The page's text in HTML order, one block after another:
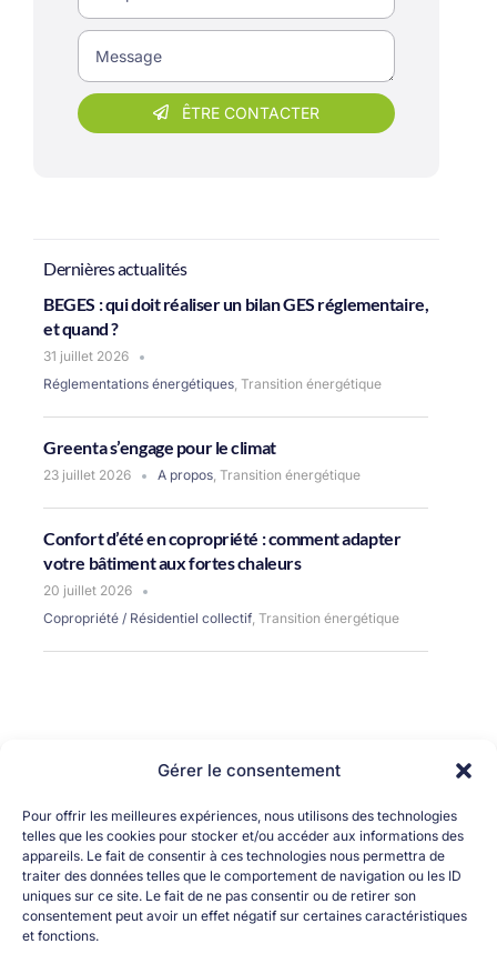
Gérer le consentement
Pour offrir les meilleures expériences, nous utilisons des technologies
telles que les cookies pour stocker et/ou accéder aux informations des
appareils. Le fait de consentir à ces technologies nous permettra de
traiter des données telles que le comportement de navigation ou les ID
uniques sur ce site. Le fait de ne pas consentir ou de retirer son
consentement peut avoir un effet négatif sur certaines caractéristiques
et fonctions.
ÊTRE CONTACTER
Dernières actualités
BEGES : qui doit réaliser un bilan GES réglementaire,
et quand ?
31 juillet 2026
Réglementations énergétiques,Transition énergétique
Greenta s’engage pour le climat
23 juillet 2026 A propos,Transition énergétique
Confort d’été en copropriété : comment adapter
votre bâtiment aux fortes chaleurs
20 juillet 2026
Copropriété / Résidentiel collectif,Transition énergétique
OK